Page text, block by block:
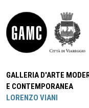
GALLERIA D'ARTE
E CONTEMPORANEA
LORENZO VIANI